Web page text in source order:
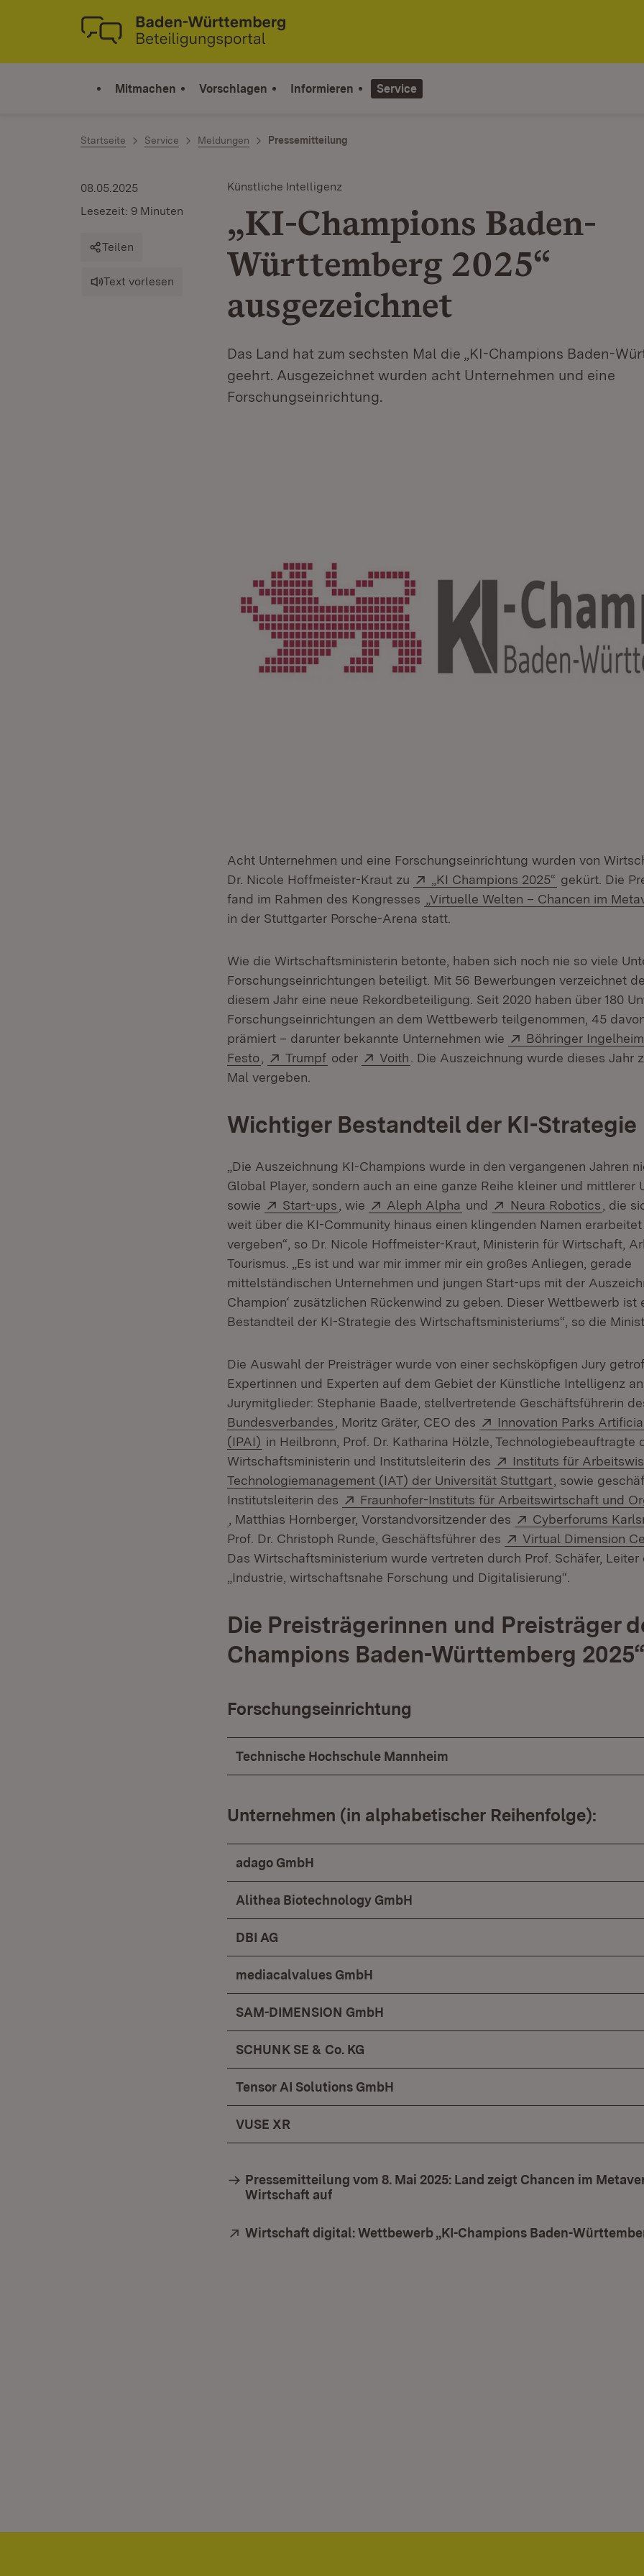
Zum Inhalt springen
Link zur Startseite
Mitmachen Vorschlagen Informieren Service
Startseite Service Meldungen Pressemitteilung
Künstliche Intelligenz
„KI-Champions Baden-
Württemberg 2025“
ausgezeichnet
Das Land hat zum sechsten Mal die „KI-Champions Baden-
geehrt. Ausgezeichnet wurden acht Unternehmen und eine
Forschungseinrichtung.
08.05.2025
Lesezeit: 9 Minuten
Teilen
Text vorlesen
Acht Unternehmen und eine Forschungseinrichtung wurden von
Dr. Nicole Hoffmeister-Kraut zu
Extern:
„KI Champions 2025“ (Öffnet in
gekürt. Die
fand im Rahmen des Kongresses
„Virtuelle Welten – Chancen im
in der Stuttgarter Porsche-Arena statt.
Wie die Wirtschaftsministerin betonte, haben sich noch nie so viele
Forschungseinrichtungen beteiligt. Mit 56 Bewerbungen verzeichnet
diesem Jahr eine neue Rekordbeteiligung. Seit 2020 haben über 180
Forschungseinrichtungen an dem Wettbewerb teilgenommen, 45
prämiert – darunter bekannte Unternehmen wie
Extern:
Böhringer Ingelheim
Festo (Öffnet in neuem Fenster)
Extern:
Trumpf (Öffnet in neuem Fenster)
oder Extern:
Voith (Öffnet in neuem Fenster)
. Die Auszeichnung wurde dieses Jahr
Mal vergeben.
Wichtiger Bestandteil der KI-Strategie
„Die Auszeichnung KI-Champions wurde in den vergangenen Jahren
Global Player, sondern auch an eine ganze Reihe kleiner und mittlerer
sowie
Extern:
Start-ups (Öffnet in neuem Fenster)
, wie Extern:
Aleph Alpha (Öffnet in neuem Fenster)
und Extern:
Neura Robotics
, die
weit über die KI-Community hinaus einen klingenden Namen erarbeitet
vergeben“, so Dr. Nicole Hoffmeister-Kraut, Ministerin für Wirtschaft,
Tourismus. „Es ist und war mir immer mir ein großes Anliegen, gerade
mittelständischen Unternehmen und jungen Start-ups mit der
Champion‘ zusätzlichen Rückenwind zu geben. Dieser Wettbewerb ist
Bestandteil der KI-Strategie des Wirtschaftsministeriums“, so die
Die Auswahl der Preisträger wurde von einer sechsköpfigen Jury
Expertinnen und Experten auf dem Gebiet der Künstliche Intelligenz
Jurymitglieder: Stephanie Baade, stellvertretende Geschäftsführerin
Bundesverbandes (Öffnet in neuem Fenster)
, Moritz Gräter, CEO des Extern:
Innovation Parks
(IPAI) (Öffnet in neuem Fenster)
in Heilbronn, Prof. Dr. Katharina Hölzle, Technologiebeauftragte
Wirtschaftsministerin und Institutsleiterin des
Extern:
Instituts für
Technologiemanagement (IAT) der Universität Stuttgart (Öffnet in
, sowie
Institutsleiterin des
Extern:
Fraunhofer-Instituts für Arbeitswirtschaft und
(Öffnet in neuem Fenster)
, Matthias Hornberger, Vorstandvorsitzender des Extern:
Cyberforums
Prof. Dr. Christoph Runde, Geschäftsführer des
Extern:
Virtual Dimension
Das Wirtschaftsministerium wurde vertreten durch Prof. Schäfer,
„Industrie, wirtschaftsnahe Forschung und Digitalisierung“.
Die Preisträgerinnen und Preisträger
Champions Baden-Württemberg 2025“
Forschungseinrichtung
Technische Hochschule Mannheim
Unternehmen (in alphabetischer Reihenfolge):
adago GmbH
Alithea Biotechnology GmbH
DBI AG
mediacalvalues GmbH
SAM-DIMENSION GmbH
SCHUNK SE & Co. KG
Tensor AI Solutions GmbH
VUSE XR
Pressemitteilung vom 8. Mai 2025: Land zeigt Chancen im
Wirtschaft auf
Extern:
Wirtschaft digital: Wettbewerb „KI-Champions Baden-